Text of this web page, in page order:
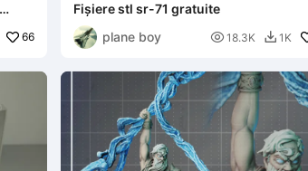
66
Fișiere stl sr-71 gratuite
plane boy
 18.3K  1K